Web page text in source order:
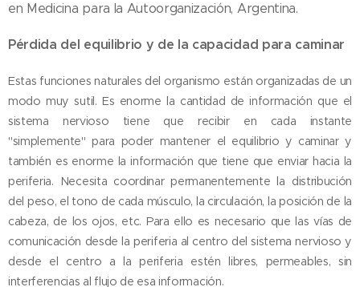
en Medicina para la Autoorganización, Argentina.
Pérdida del equilibrio y de la capacidad para caminar
Estas funciones naturales del organismo están organizadas de un
modo muy sutil. Es enorme la cantidad de información que el
sistema nervioso tiene que recibir en cada instante
"simplemente" para poder mantener el equilibrio y caminar y
también es enorme la información que tiene que enviar hacia la
periferia. Necesita coordinar permanentemente la distribución
del peso, el tono de cada músculo, la circulación, la posición de la
cabeza, de los ojos, etc. Para ello es necesario que las vías de
comunicación desde la periferia al centro del sistema nervioso y
desde el centro a la periferia estén libres, permeables, sin
interferencias al flujo de esa información.